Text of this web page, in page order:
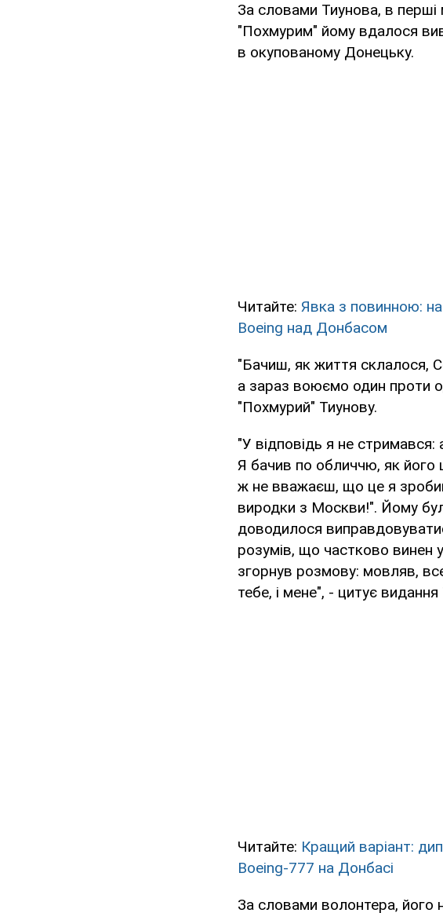
За словами Тиунова, в перші
"Похмурим" йому вдалося
в окупованому Донецьку.
Читайте: Явка з повинною: на
Boeing над Донбасом
"Бачиш, як життя склалося,
а зараз воюємо один проти
"Похмурий" Тиунову.
"У відповідь я не
Я бачив по обличчю, як його
ж не вважаєш, що це я
виродки з Москви!". Йому
доводилося
розумів, що частково винен
згорнув розмову: мовляв,
тебе, і мене", - цитує
Читайте: Кращий варіант:
Boeing-777 на Донбасі
За словами волонтера, його